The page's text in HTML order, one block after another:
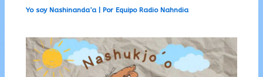
Yo soy Nashinanda’a | PorEquipo Radio Nahndia